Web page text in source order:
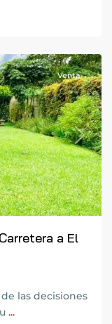
Next
Venta
a El
las decisiones
...